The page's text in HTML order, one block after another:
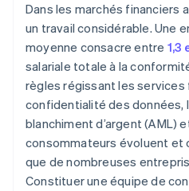
Dans les marchés financiers
un travail considérable. Une
moyenne consacre entre 1,3
salariale totale à la
règles régissant les services
confidentialité des données,
blanchiment d’argent (AML)
consommateurs évoluent et
que de nombreuses
Constituer une équipe de